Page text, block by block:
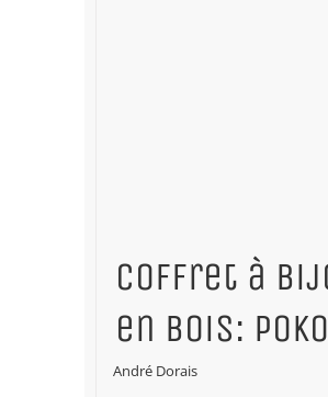
Coffret à
en bois:
André Dorais